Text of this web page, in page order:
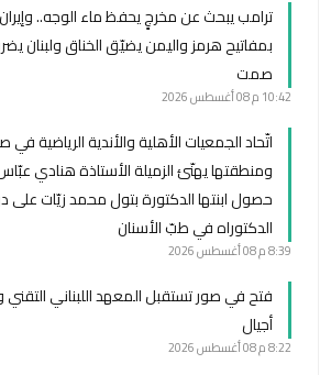
ترامب يبحث عن مخرجٍ يحفظ ماء الوجه..
بمفاتيح هرمز واليمن يضيّق الخناق ولبنان
صمت
10:42 م 08 أغسطس 2026
اتّحاد الجمعيات الأهلية والأندية الرياضية في
ومنطقتها يهنّئ الزميلة الأستاذة هنادي
حصول ابنتها الدكتورة بتول محمد زيّات على
الدكتوراه في طبّ الأسنان
8:39 م 08 أغسطس 2026
فتح في صور تستقبل المعهد اللبناني
أجيال
8:22 م 08 أغسطس 2026